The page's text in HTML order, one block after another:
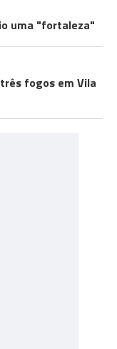
uma "fortaleza"
fogos em Vila